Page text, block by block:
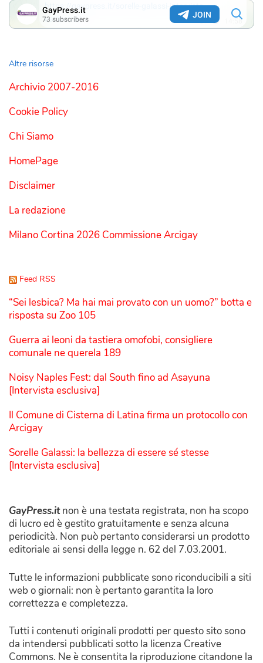
Altre risorse
Archivio 2007-2016
Cookie Policy
Chi Siamo
HomePage
Disclaimer
La redazione
Milano Cortina 2026 Commissione Arcigay
Feed RSS
“Sei lesbica? Ma hai mai provato con un uomo?” botta e
risposta su Zoo 105
Guerra ai leoni da tastiera omofobi, consigliere
comunale ne querela 189
Noisy Naples Fest: dal South fino ad Asayuna
[Intervista esclusiva]
Il Comune di Cisterna di Latina firma un protocollo con
Arcigay
Sorelle Galassi: la bellezza di essere sé stesse
[Intervista esclusiva]
GayPress.itnon è una testata registrata, non ha scopo
di lucro ed è gestito gratuitamente e senza alcuna
periodicità. Non può pertanto considerarsi un prodotto
editoriale ai sensi della legge n. 62 del 7.03.2001.
Tutte le informazioni pubblicate sono riconducibili a siti
web o giornali: non è pertanto garantita la loro
correttezza e completezza.
Tutti i contenuti originali prodotti per questo sito sono
da intendersi pubblicati sotto la licenza Creative
Commons. Ne è consentita la riproduzione citandone la